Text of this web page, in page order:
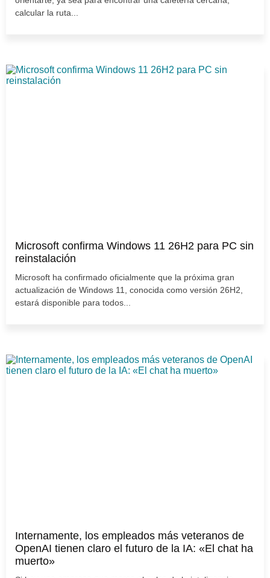
calcular la ruta...
Microsoft confirma Windows 11 26H2 para PC sin
reinstalación
Microsoft ha confirmado oficialmente que la próxima gran
actualización de Windows 11, conocida como versión 26H2,
estará disponible para todos...
Internamente, los empleados más veteranos de
OpenAI tienen claro el futuro de la IA: «El chat ha
muerto»